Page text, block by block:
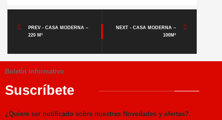
PREV - CASA MODERNA –
220 M²
NEXT - CASA MODERNA –
100M²
Boletín informativo
Suscríbete
¿Quiere ser notificado sobre nuestras Novedades y ofertas?.